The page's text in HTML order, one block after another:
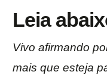
Leia
Vivo afirmando
mais que esteja